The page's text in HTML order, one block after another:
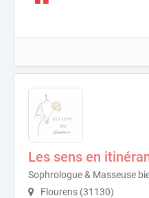
Les sens en
Sophrologue & Masseuse
Flourens (31130)